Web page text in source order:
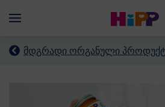
Menü
მდგრადი ორგანული